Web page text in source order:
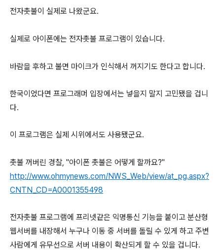
전자촛불이 실제로 나왔군요.
실제로 아이폰에는 전자촛불 프로그램이 있습니다.
바람을 후하고 불면 마이크가 인식해서 꺼지기도 한다고 합니다.
한국이었다면 프로그래머 입장에서는 넣을지 말지 고민됐을 겁니
다.
이 프로그램은 실제 시위에서도 사용됐군요.
촛불 꺼버린 경찰, "아이폰 촛불은 어떻게 할까요?"
http://www.ohmynews.com/NWS_Web/view/at_pg.aspx?
CNTN_CD=A0001355498
전자촛불 프로그램에 프리넷같은 익명통신 기능을 붙이고 분산형
웹서버를 내장해서 누구나 이동 중 서버를 돌릴 수 있게 하고 주변
사람에게 유무선으로 서버 내용이 확산되게 할 수 있을 겁니다.